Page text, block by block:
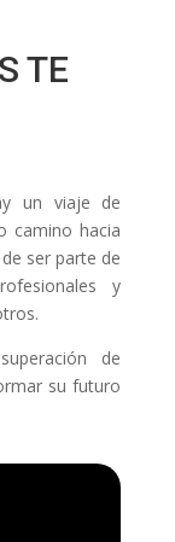
TE
un viaje de
camino hacia
ser parte de
y
de
su futuro